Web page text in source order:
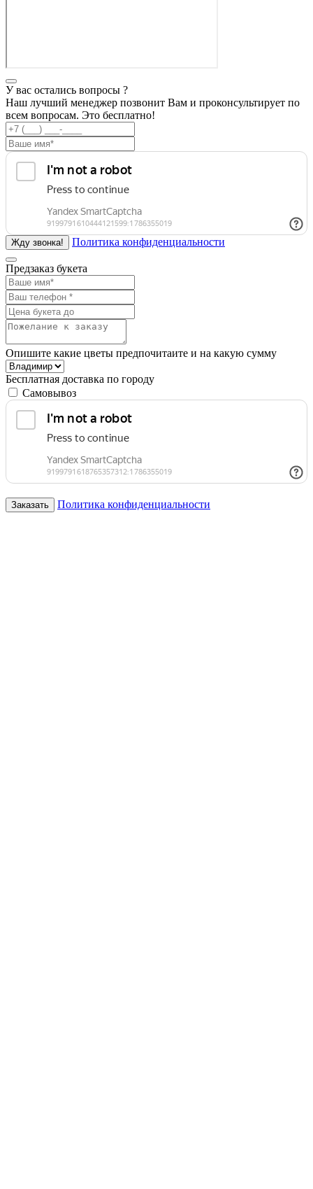
У вас остались вопросы ?
Наш лучший менеджер позвонит Вам и проконсультирует по
всем вопросам. Это бесплатно!
Политика конфиденциальности
Предзаказ букета
Опишите какие цветы предпочитаите и на какую сумму
Бесплатная доставка по городу
Самовывоз
Политика конфиденциальности